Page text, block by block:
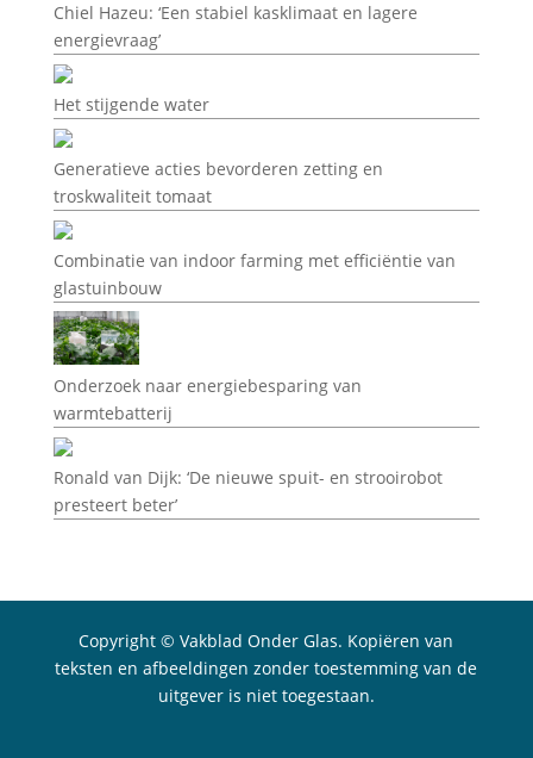
Chiel Hazeu: ‘Een stabiel kasklimaat en lagere
energievraag’
Het stijgende water
Generatieve acties bevorderen zetting en
troskwaliteit tomaat
Combinatie van indoor farming met efficiëntie van
glastuinbouw
Onderzoek naar energiebesparing van
warmtebatterij
Ronald van Dijk: ‘De nieuwe spuit- en strooirobot
presteert beter’
Copyright © Vakblad Onder Glas. Kopiëren van
teksten en afbeeldingen zonder toestemming van de
uitgever is niet toegestaan.